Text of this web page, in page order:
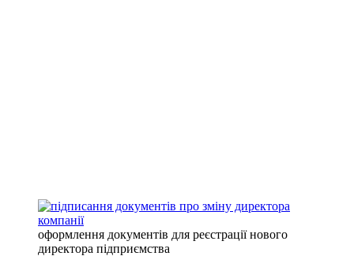
оформлення документів для реєстрації нового
директора підприємства